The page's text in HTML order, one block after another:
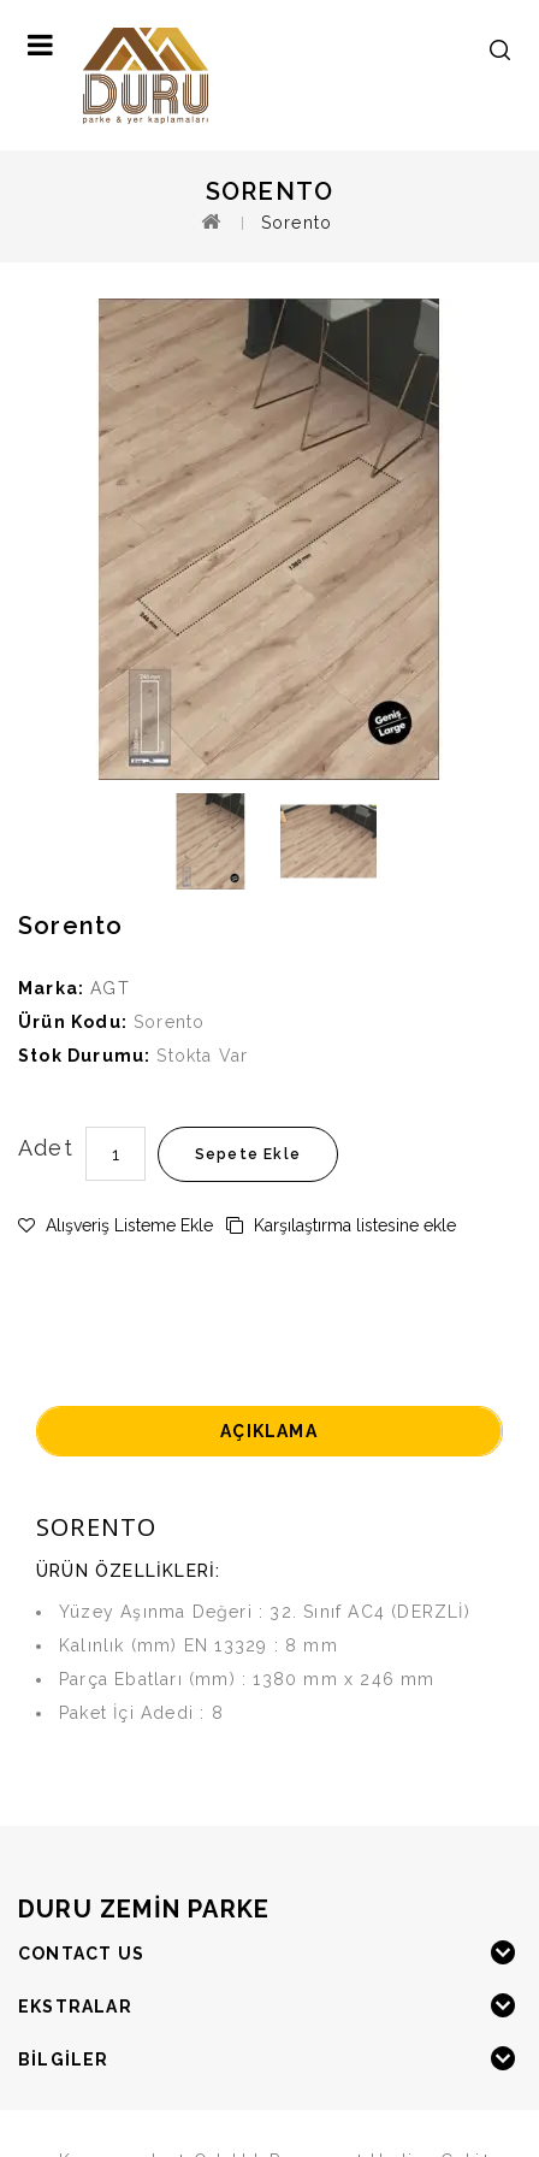
SORENTO
Sorento
Sorento
Marka: AGT
Ürün Kodu: Sorento
Stok Durumu: Stokta Var
Adet Sepete Ekle
Alışveriş Listeme Ekle Karşılaştırma listesine ekle
AÇIKLAMA
SORENTO
ÜRÜN ÖZELLİKLERİ:
Yüzey Aşınma Değeri : 32. Sınıf AC4 (DERZLİ)
Kalınlık (mm) EN 13329 : 8 mm
Parça Ebatları (mm) : 1380 mm x 246 mm
Paket İçi Adedi : 8
DURU ZEMIN PARKE
CONTACT US
EKSTRALAR
BILGILER